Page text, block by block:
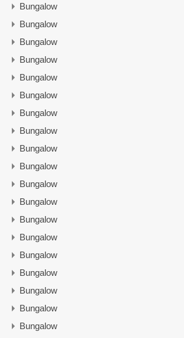
Bungalow
Bungalow
Bungalow
Bungalow
Bungalow
Bungalow
Bungalow
Bungalow
Bungalow
Bungalow
Bungalow
Bungalow
Bungalow
Bungalow
Bungalow
Bungalow
Bungalow
Bungalow
Bungalow